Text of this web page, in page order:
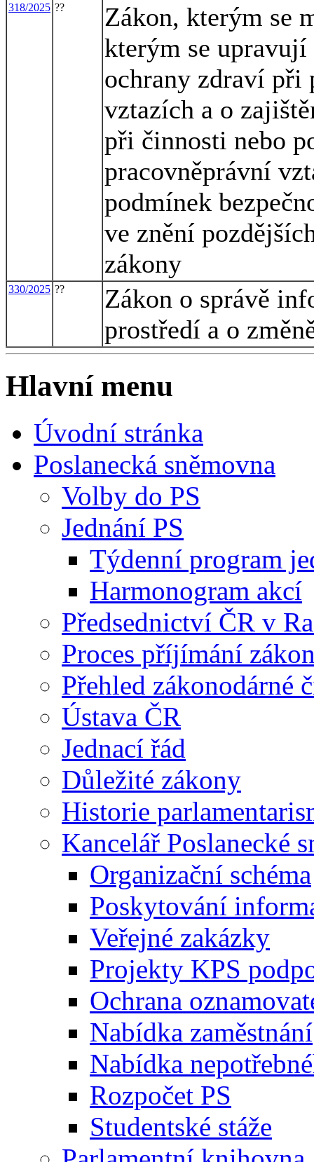
318/2025 ??
Zákon, kterým se
kterým se upravují
ochrany zdraví při
vztazích a o
při činnosti nebo
pracovněprávní
podmínek
ve znění
zákony
330/2025 ??
Zákon o správě
prostředí a o
Hlavní menu
Úvodní stránka
Poslanecká sněmovna
Volby do PS
Jednání PS
Týdenní program
Harmonogram akcí
Předsednictví ČR v
Proces příjímání
Přehled zákonodárné
Ústava ČR
Jednací řád
Důležité zákony
Historie
Kancelář Poslanecké
Organizační schéma
Poskytování
Veřejné zakázky
Projekty KPS
Ochrana
Nabídka zaměstnání
Nabídka
Rozpočet PS
Studentské stáže